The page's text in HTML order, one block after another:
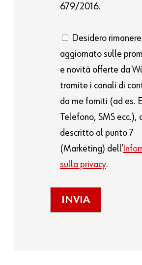
679/2016.
Desidero rimanere
aggiornato sulle
e novità offerte da
tramite i canali di
da me forniti (ad es.
Telefono, SMS ecc.),
descritto al punto 7
(Marketing) dell’
sulla privacy.